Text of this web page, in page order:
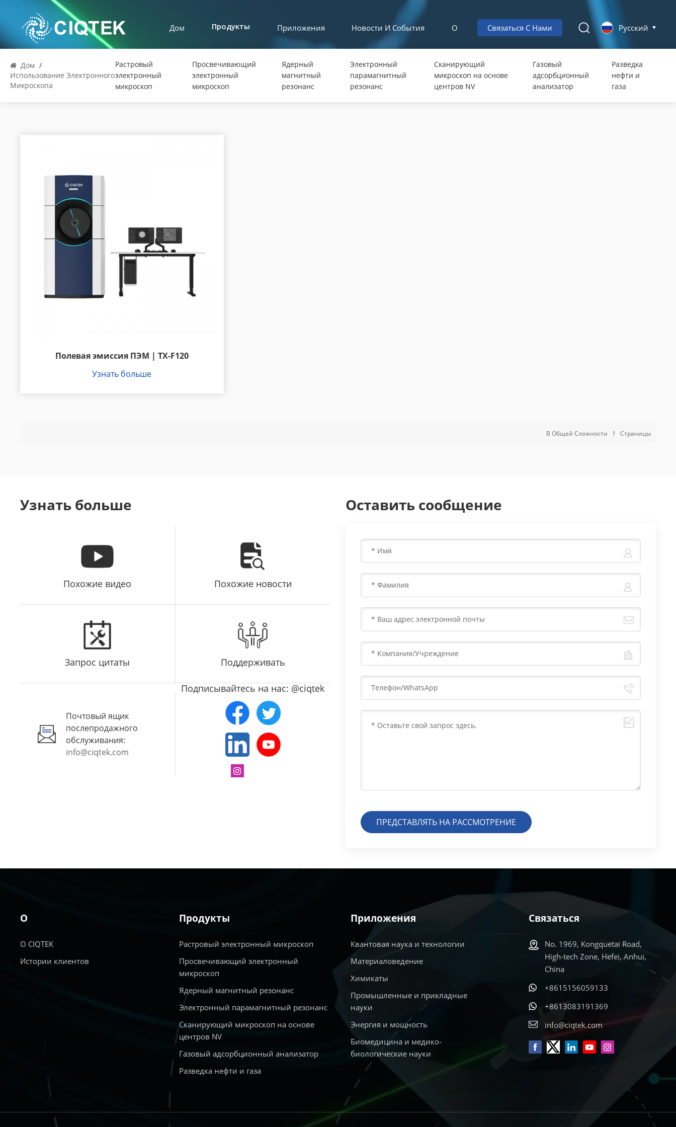
Дом Продукты Приложения Новости И События О Связаться С Нами Русский
Дом /
Использование Электронного
Микроскопа
Растровый
электронный
микроскоп
Просвечивающий
электронный
микроскоп
Ядерный
магнитный
резонанс
Электронный
парамагнитный
резонанс
Сканирующий
микроскоп на основе
центров NV
Газовый
адсорбционный
анализатор
Разведка
нефти и
газа
Полевая эмиссия ПЭМ | ТХ-F120
Узнать больше
В Общей Сложности 1 Страницы
Узнать больше
Похожие видео Похожие новости
Запрос цитаты Поддерживать
Почтовый ящик
послепродажного
обслуживания:
info@ciqtek.com
Подписывайтесь на нас: @ciqtek
Оставить сообщение
ПРЕДСТАВЛЯТЬ НА РАССМОТРЕНИЕ
О
О CIQTEK
Истории клиентов
Продукты
Растровый электронный микроскоп
Просвечивающий электронный
микроскоп
Ядерный магнитный резонанс
Электронный парамагнитный резонанс
Сканирующий микроскоп на основе
центров NV
Газовый адсорбционный анализатор
Разведка нефти и газа
Приложения
Квантовая наука и технологии
Материаловедение
Химикаты
Промышленные и прикладные
науки
Энергия и мощность
Биомедицина и медико-
биологические науки
Связаться
No. 1969, Kongquetai Road,
High-tech Zone, Hefei, Anhui,
China
+8615156059133
+8613083191369
info@ciqtek.com